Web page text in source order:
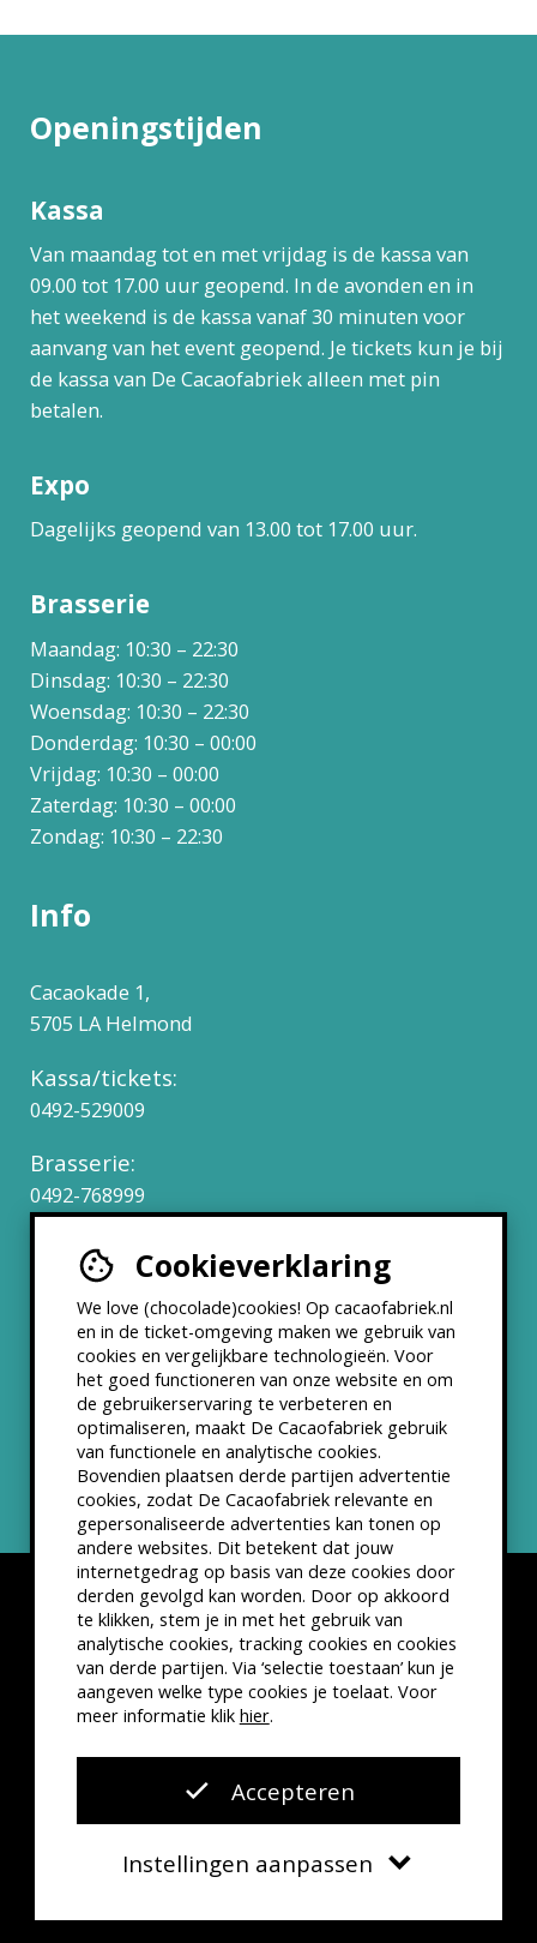
Cookieverklaring
We love (chocolade)cookies! Op cacaofabriek.nl
en in de ticket-omgeving maken we gebruik van
cookies en vergelijkbare technologieën. Voor
het goed functioneren van onze website en om
de gebruikerservaring te verbeteren en
optimaliseren, maakt De Cacaofabriek gebruik
van functionele en analytische cookies.
Bovendien plaatsen derde partijen advertentie
cookies, zodat De Cacaofabriek relevante en
gepersonaliseerde advertenties kan tonen op
andere websites. Dit betekent dat jouw
internetgedrag op basis van deze cookies door
derden gevolgd kan worden. Door op akkoord
te klikken, stem je in met het gebruik van
analytische cookies, tracking cookies en cookies
van derde partijen. Via ‘selectie toestaan’ kun je
aangeven welke type cookies je toelaat. Voor
meer informatie klik hier.
Accepteren
Instellingen aanpassen
Agenda Contact Zoeken Menu
Openingstijden
Kassa
Van maandag tot en met vrijdag is de kassa van
09.00 tot 17.00 uur geopend. In de avonden en in
het weekend is de kassa vanaf 30 minuten voor
aanvang van het event geopend. Je tickets kun je bij
de kassa van De Cacaofabriek alleen met pin
betalen.
Expo
Dagelijks geopend van 13.00 tot 17.00 uur.
Brasserie
Maandag: 10:30 – 22:30
Dinsdag: 10:30 – 22:30
Woensdag: 10:30 – 22:30
Donderdag: 10:30 – 00:00
Vrijdag: 10:30 – 00:00
Zaterdag: 10:30 – 00:00
Zondag: 10:30 – 22:30
Info
Cacaokade 1,
5705 LA Helmond
Kassa/tickets:
0492-529009
Brasserie:
0492-768999
Werken bij
Partners & Samenwerkingen
ANBI status
Nieuwsbrief
Disclaimer Privacyverklaring
Kleine lettertjes
VSCD Bezoekersvoorwaarden
Website doorThe Cre8ion.Lab